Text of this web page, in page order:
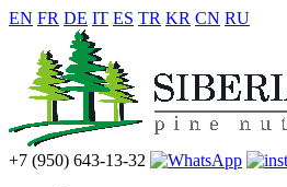
EN FR DE IT ES TR KR CN RU
+7 (950) 643-13-32